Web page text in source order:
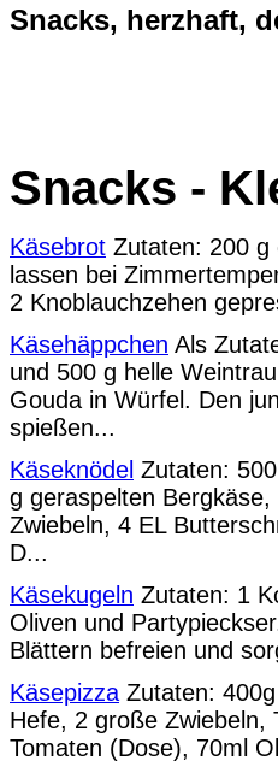
Snacks, herzhaft,
Snacks -
Käsebrot Zutaten: 200 g
lassen bei
2 Knoblauchzehen
Käsehäppchen Als
und 500 g helle
Gouda in Würfel. Den
spießen...
Käseknödel Zutaten:
g geraspelten
Zwiebeln, 4 EL
D...
Käsekugeln Zutaten: 1
Oliven und
Blättern befreien und
Käsepizza Zutaten:
Hefe, 2 große Zwiebeln,
Tomaten (Dose), 70ml